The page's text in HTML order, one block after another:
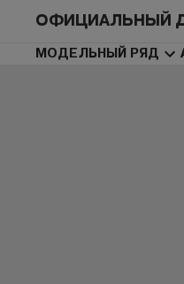
ОФИЦИАЛЬНЫЙ
МОДЕЛЬНЫЙ РЯД